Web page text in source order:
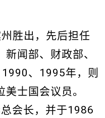
胜出，先后担任
闻部、财政部、
、1995年，则
士国会议员。
会长，并于1986